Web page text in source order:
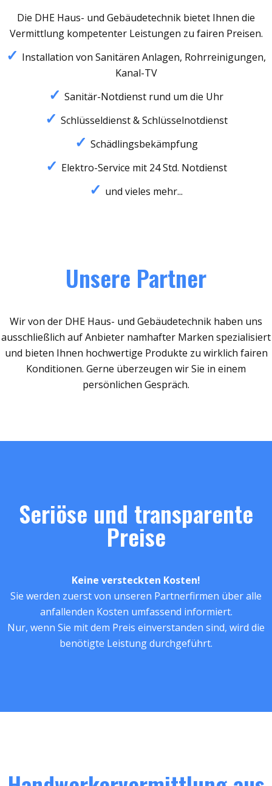
Die DHE Haus- und Gebäudetechnik bietet Ihnen die
Vermittlung kompetenter Leistungen zu fairen Preisen.
Installation von Sanitären Anlagen, Rohrreinigungen,
Kanal-TV
Sanitär-Notdienst rund um die Uhr
Schlüsseldienst & Schlüsselnotdienst
Schädlingsbekämpfung
Elektro-Service mit 24 Std. Notdienst
und vieles mehr...
Unsere Partner
Wir von der DHE Haus- und Gebäudetechnik haben uns
ausschließlich auf Anbieter namhafter Marken spezialisiert
und bieten Ihnen hochwertige Produkte zu wirklich fairen
Konditionen. Gerne überzeugen wir Sie in einem
persönlichen Gespräch.
Seriöse und transparente
Preise
Keine versteckten Kosten!
Sie werden zuerst von unseren Partnerfirmen über alle
anfallenden Kosten umfassend informiert.
Nur, wenn Sie mit dem Preis einverstanden sind, wird die
benötigte Leistung durchgeführt.